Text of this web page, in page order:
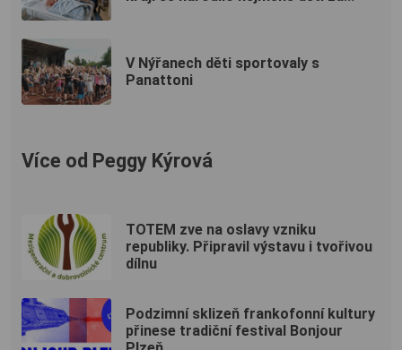
V Nýřanech děti sportovaly s
Panattoni
Více od Peggy Kýrová
TOTEM zve na oslavy vzniku
republiky. Připravil výstavu i tvořivou
dílnu
Podzimní sklizeň frankofonní kultury
přinese tradiční festival Bonjour